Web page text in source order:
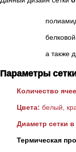
а также
Параметры
Количество
Цвета: белый,
Диаметр сетки
Термическая